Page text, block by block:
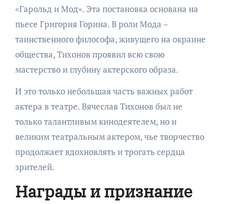
«Гарольд и Мод». Эта постановка основана на
пьесе Григория Горина. В роли Мода –
таинственного философа, живущего на окраине
общества, Тихонов проявил всю свою
мастерство и глубину актерского образа.
И это только небольшая часть важных работ
актера в театре. Вячеслав Тихонов был не
только талантливым кинодеятелем, но и
великим театральным актером, чье творчество
продолжает вдохновлять и трогать сердца
зрителей.
Награды и признание